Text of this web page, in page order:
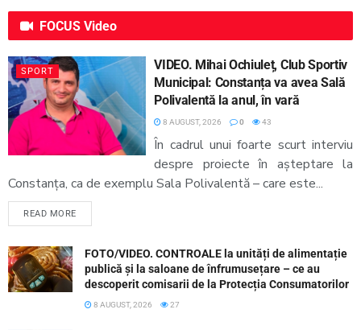
FOCUS Video
SPORT
VIDEO. Mihai Ochiuleț, Club Sportiv
Municipal: Constanța va avea Sală
Polivalentă la anul, în vară
8 AUGUST, 2026 0 43
În cadrul unui foarte scurt interviu
despre proiecte în așteptare la
Constanța, ca de exemplu Sala Polivalentă – care este...
READ MORE
FOTO/VIDEO. CONTROALE la unități de alimentație
publică și la saloane de înfrumusețare – ce au
descoperit comisarii de la Protecția Consumatorilor
8 AUGUST, 2026 27